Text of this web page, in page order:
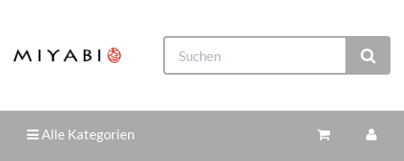
Alle Kategorien